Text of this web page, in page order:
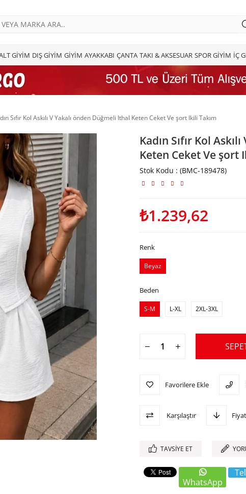
GİYİM DIŞ GİYİM GİYİM AYAKKABI ÇANTA TAKI & AKSESUAR SPOR GİYİM İÇ
Sıfır Kol Askılı V Yakalı önden Düğmeli Ithal Keten Ceket Ve şort Ikili Takım
Kadın Sıfır Kol
Keten Ceket Ve şort
Stok Kodu (BMC-189478)
₺1.239,62
Renk
Beyaz
Beden
S-M L-XL 2XL-3XL
Favorilere Ekle
Karşılaştır
TAVSIYE ET
WhatsApp